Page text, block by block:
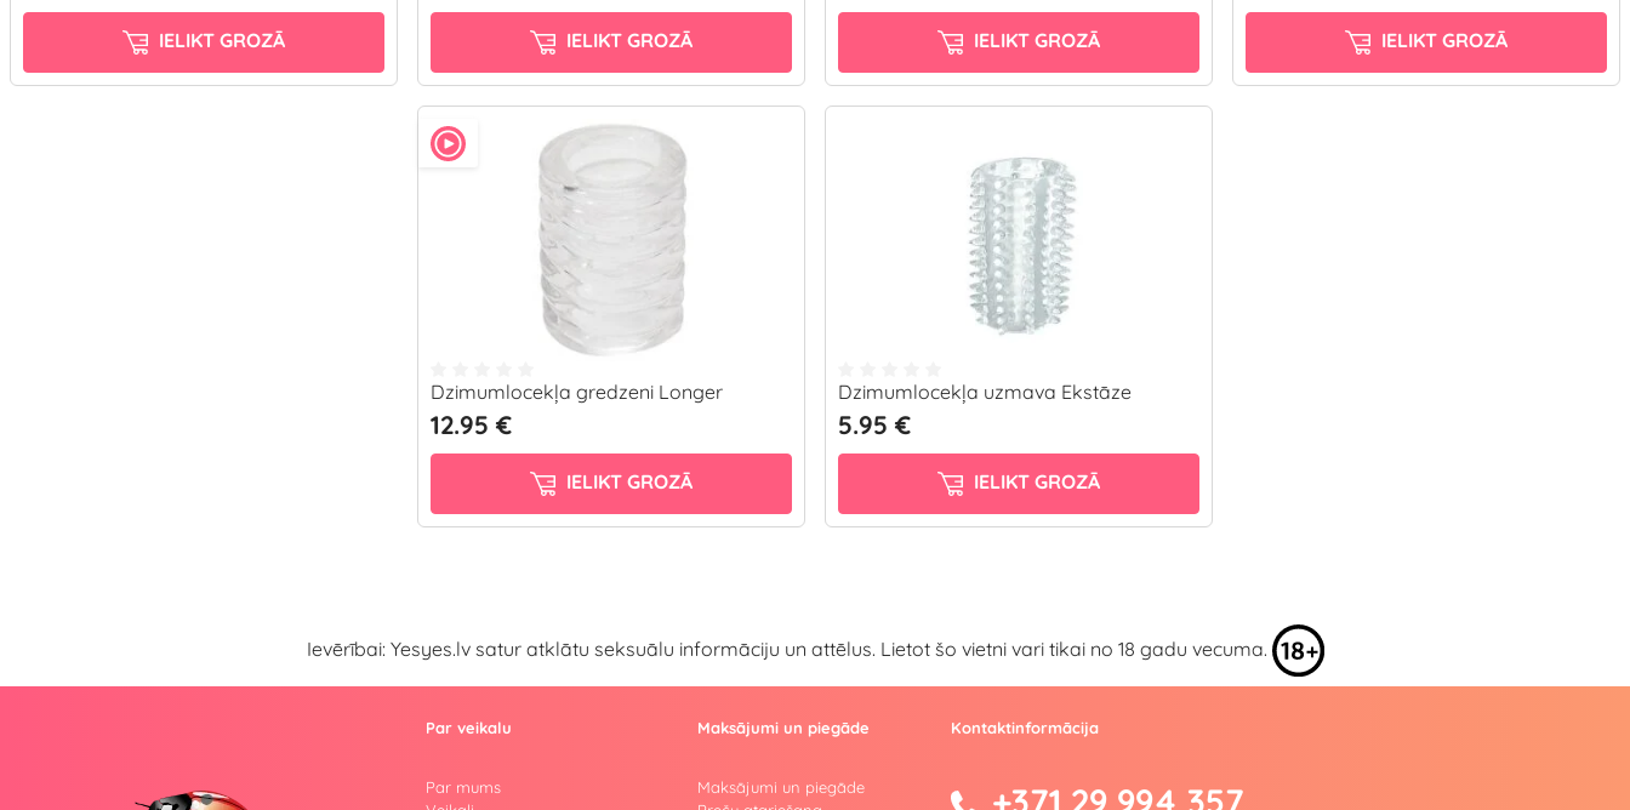
IELIKT GROZĀ IELIKT GROZĀ IELIKT GROZĀ IELIKT GROZĀ
Dzimumlocekļa gredzeni Longer
12.95 €
IELIKT GROZĀ
Dzimumlocekļa uzmava Ekstāze
5.95 €
IELIKT GROZĀ
Ievērībai: Yesyes.lv satur atklātu seksuālu informāciju un attēlus. Lietot šo vietni vari tikai no 18 gadu vecuma.
Par veikalu
Par mums
Maksājumi un piegāde
Maksājumi un piegāde
Kontaktinformācija
+371 29 994 357